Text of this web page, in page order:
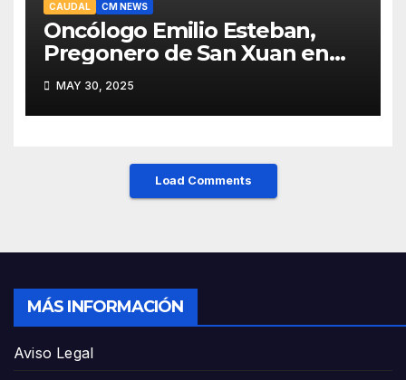
CAUDAL CM NEWS
Oncólogo Emilio Esteban,
Pregonero de San Xuan en
Mieres: Un Honor para Turón
y el HUCA
MAY 30, 2025
Load Comments
MÁS INFORMACIÓN
Aviso Legal